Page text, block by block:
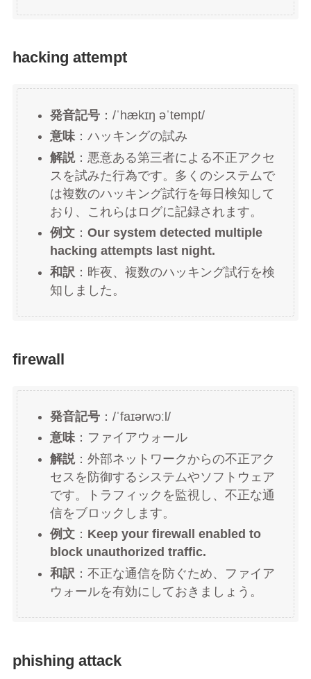
hacking attempt
発音記号：/ˈhækɪŋ əˈtempt/
意味：ハッキングの試み
解説：悪意ある第三者による不正アクセ
スを試みた行為です。多くのシステムで
は複数のハッキング試行を毎日検知して
おり、これらはログに記録されます。
例文： Our system detected multiple
hacking attempts last night.
和訳 ：昨夜、複数のハッキング試行を検
知しました。
firewall
発音記号：/ˈfaɪərwɔːl/
意味：ファイアウォール
解説：外部ネットワークからの不正アク
セスを防御するシステムやソフトウェア
です。トラフィックを監視し、不正な通
信をブロックします。
例文： Keep your firewall enabled to
block unauthorized traffic.
和訳 ：不正な通信を防ぐため、ファイア
ウォールを有効にしておきましょう。
phishing attack